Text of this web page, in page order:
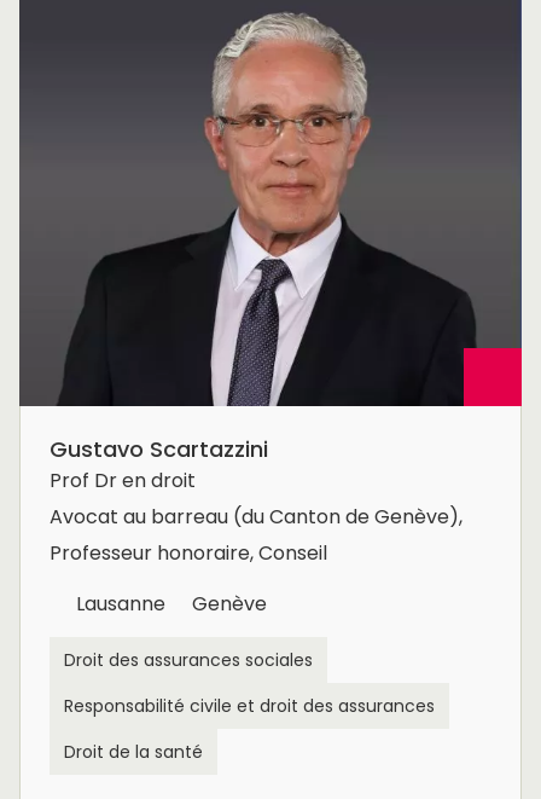
Gustavo Scartazzini
Prof Dr en droit
Avocat au barreau (du Canton de Genève),
Professeur honoraire, Conseil
Lausanne
Genève
Droit des assurances sociales
Responsabilité civile et droit des assurances
Droit de la santé